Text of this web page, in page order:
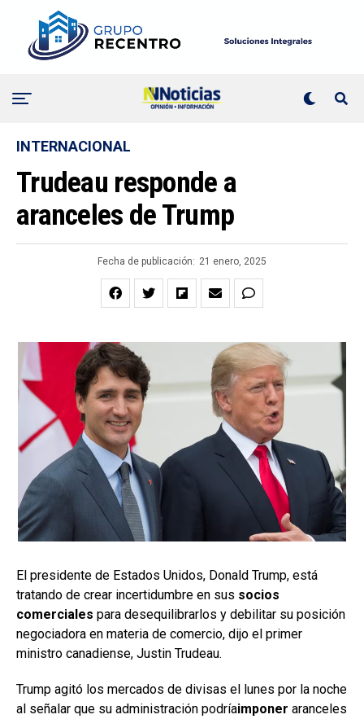
INTERNACIONAL
Trudeau responde a
aranceles de Trump
Fecha de publicación: 21 enero, 2025
El presidente de Estados Unidos, Donald Trump, está
tratando de crear incertidumbre en sus socios
comerciales para desequilibrarlos y debilitar su posición
negociadora en materia de comercio, dijo el primer
ministro canadiense, Justin Trudeau.
Trump agitó los mercados de divisas el lunes por la noche
al señalar que su administración podríaimponer aranceles